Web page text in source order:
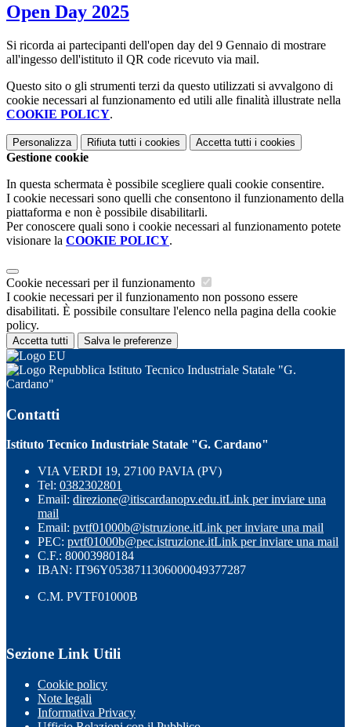
Open Day 2025
Si ricorda ai partecipanti dell'open day del 9 Gennaio di mostrare
all'ingesso dell'istituto il QR code ricevuto via mail.
Questo sito o gli strumenti terzi da questo utilizzati si avvalgono di
cookie necessari al funzionamento ed utili alle finalità illustrate nella
COOKIE POLICY.
Personalizza Rifiuta tutti i cookies Accetta tutti i cookies
Gestione cookie
In questa schermata è possibile scegliere quali cookie consentire.
I cookie necessari sono quelli che consentono il funzionamento della
piattaforma e non è possibile disabilitarli.
Per conoscere quali sono i cookie necessari al funzionamento potete
visionare la COOKIE POLICY.
Cookie necessari per il funzionamento
I cookie necessari per il funzionamento non possono essere
disabilitati. È possibile consultare l'elenco nella pagina della cookie
policy.
Accetta tutti Salva le preferenze
Istituto Tecnico Industriale Statale "G.
Cardano"
Contatti
Istituto Tecnico Industriale Statale "G. Cardano"
VIA VERDI 19, 27100 PAVIA (PV)
Tel: 0382302801
Email: direzione@itiscardanopv.edu.itLink per inviare una
mail
Email: pvtf01000b@istruzione.itLink per inviare una mail
PEC: pvtf01000b@pec.istruzione.itLink per inviare una mail
C.F.: 80003980184
IBAN: IT96Y0538711306000049377287
C.M. PVTF01000B
Sezione Link Utili
Cookie policy
Note legali
Informativa Privacy